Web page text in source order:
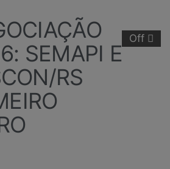
Off
SEMAPI E
RS